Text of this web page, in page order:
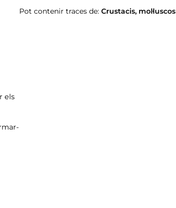
els
Pot contenir traces de: Crustacis, mol·luscos